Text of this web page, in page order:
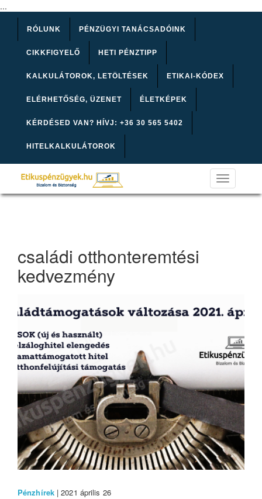
...
RÓLUNK PÉNZÜGYI TANÁCSADÓINK
CIKKFIGYELŐ HETI PÉNZTIPP
KALKULÁTOROK, LETÖLTÉSEK ETIKAI-KÓDEX
ELÉRHETŐSÉG, ÜZENET ÉLETKÉPEK
KÉRDÉSED VAN? HÍVJ: +36 30 565 5402
HITELKALKULÁTOROK
Toggle
navigation
családi otthonteremtési
kedvezmény
Pénzhírek| 2021 április 26